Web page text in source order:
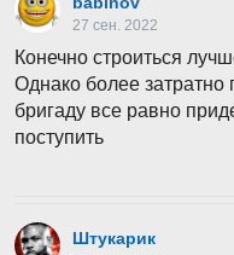
27 сен. 2022
Конечно строиться
Однако более
бригаду все равно
поступить
Штукарик